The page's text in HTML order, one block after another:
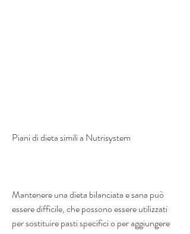
Piani di dieta simili a Nutrisystem
Mantenere una dieta bilanciata e sana può
essere difficile, che possono essere utilizzati
per sostituire pasti specifici o per aggiungere